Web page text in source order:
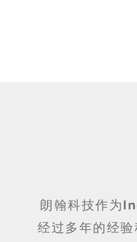
朗翰科技作为
经过多年的经